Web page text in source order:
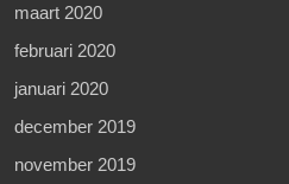
maart 2020
februari 2020
januari 2020
december 2019
november 2019